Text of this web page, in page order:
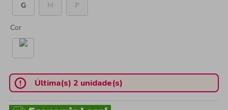
G
M P
Cor
Última(s) 2 unidade(s)